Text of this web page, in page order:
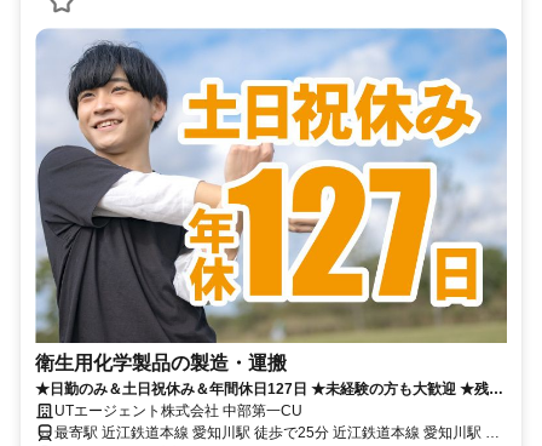
衛生用化学製品の製造・運搬
★日勤のみ＆土日祝休み＆年間休日127日 ★未経験の方も大歓迎 ★残業
ほぼなし！自分時間も◎
UTエージェント株式会社 中部第一CU
最寄駅 近江鉄道本線 愛知川駅 徒歩で25分 近江鉄道本線 愛知川駅 車